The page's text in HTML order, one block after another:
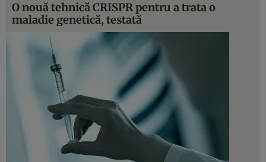
O nouă tehnică CRISPR pentru a trata o
maladie genetică, testată